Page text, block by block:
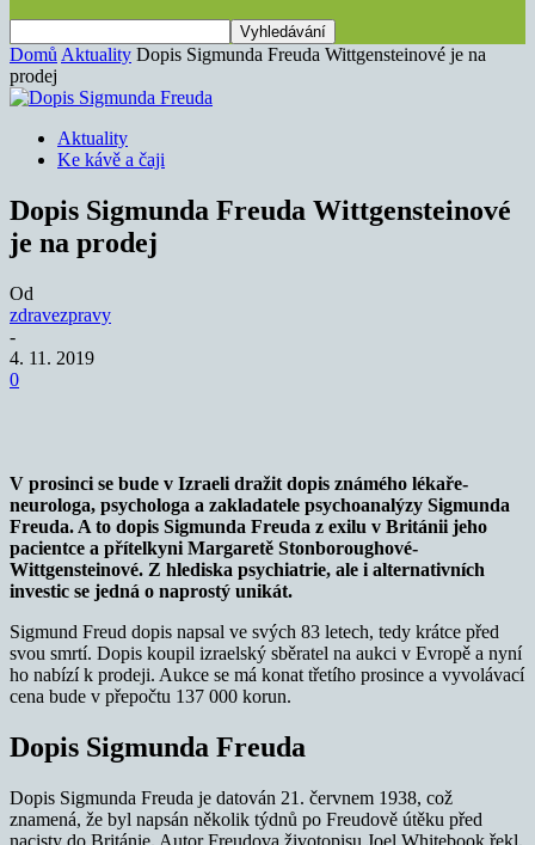
Domů Aktuality Dopis Sigmunda Freuda Wittgensteinové je na
prodej
Aktuality
Ke kávě a čaji
Dopis Sigmunda Freuda Wittgensteinové
je na prodej
Od
zdravezpravy
-
4. 11. 2019
0
V prosinci se bude v Izraeli dražit dopis známého lékaře-
neurologa, psychologa a zakladatele psychoanalýzy Sigmunda
Freuda. A to dopis Sigmunda Freuda z exilu v Británii jeho
pacientce a přítelkyni Margaretě Stonboroughové-
Wittgensteinové. Z hlediska psychiatrie, ale i alternativních
investic se jedná o naprostý unikát.
Sigmund Freud dopis napsal ve svých 83 letech, tedy krátce před
svou smrtí. Dopis koupil izraelský sběratel na aukci v Evropě a nyní
ho nabízí k prodeji. Aukce se má konat třetího prosince a vyvolávací
cena bude v přepočtu 137 000 korun.
Dopis Sigmunda Freuda
Dopis Sigmunda Freuda je datován 21. červnem 1938, což
znamená, že byl napsán několik týdnů po Freudově útěku před
nacisty do Británie. Autor Freudova životopisu Joel Whitebook řekl,